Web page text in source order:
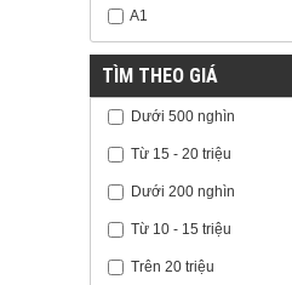
A1
TÌM THEO GIÁ
Dưới 500 nghìn
Từ 15 - 20 triệu
Dưới 200 nghìn
Từ 10 - 15 triệu
Trên 20 triệu